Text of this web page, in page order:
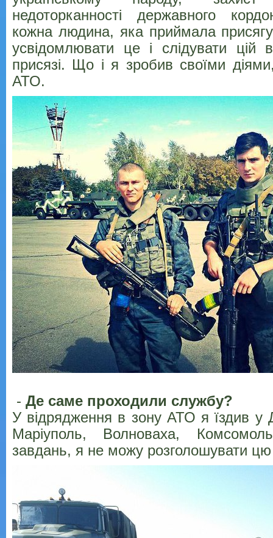
недоторканності державного
кожна людина, яка приймала
усвідомлювати це і слідувати цій
присязі. Що і я зробив своїми
АТО.
- Де саме проходили службу?
У відрядження в зону АТО я їздив у
Маріуполь, Волноваха,
завдань, я не можу розголошувати